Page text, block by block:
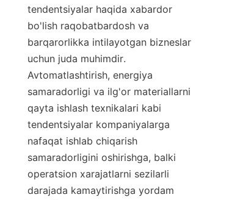
tendentsiyalar haqida xabardor
bo'lish raqobatbardosh va
barqarorlikka intilayotgan bizneslar
uchun juda muhimdir.
Avtomatlashtirish, energiya
samaradorligi va ilg'or materiallarni
qayta ishlash texnikalari kabi
tendentsiyalar kompaniyalarga
nafaqat ishlab chiqarish
samaradorligini oshirishga, balki
operatsion xarajatlarni sezilarli
darajada kamaytirishga yordam